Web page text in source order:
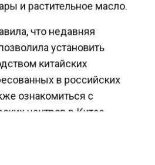
и растительное масло.
что недавняя
установить
китайских
в российских
ознакомиться с
центров в Китае.